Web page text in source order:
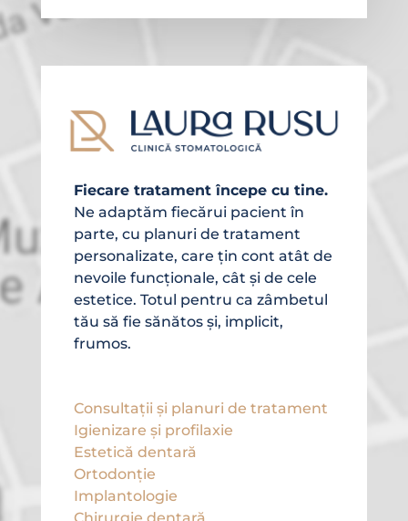
Fiecare tratament începe cu tine.
Ne adaptăm fiecărui pacient în
parte, cu planuri de tratament
personalizate, care țin cont atât de
nevoile funcționale, cât și de cele
estetice. Totul pentru ca zâmbetul
tău să fie sănătos și, implicit,
frumos.
Consultații și planuri de tratament
Igienizare și profilaxie
Estetică dentară
Ortodonție
Implantologie